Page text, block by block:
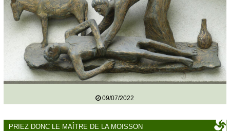
09/07/2022
PRIEZ DONC LE MAÎTRE DE LA MOISSON